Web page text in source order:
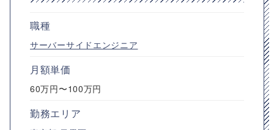
職種
サーバーサイドエンジニア
月額単価
60万円〜100万円
勤務エリア